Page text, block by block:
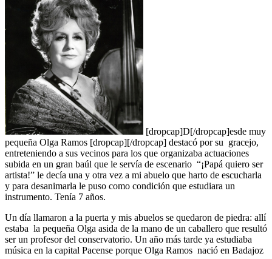
[dropcap]D[/dropcap]esde muy
pequeña Olga Ramos [dropcap][/dropcap] destacó por su gracejo,
entreteniendo a sus vecinos para los que organizaba actuaciones
subida en un gran baúl que le servía de escenario “¡Papá quiero ser
artista!” le decía una y otra vez a mi abuelo que harto de escucharla
y para desanimarla le puso como condición que estudiara un
instrumento. Tenía 7 años.
Un día llamaron a la puerta y mis abuelos se quedaron de piedra: allí
estaba la pequeña Olga asida de la mano de un caballero que resultó
ser un profesor del conservatorio. Un año más tarde ya estudiaba
música en la capital Pacense porque Olga Ramos nació en Badajoz